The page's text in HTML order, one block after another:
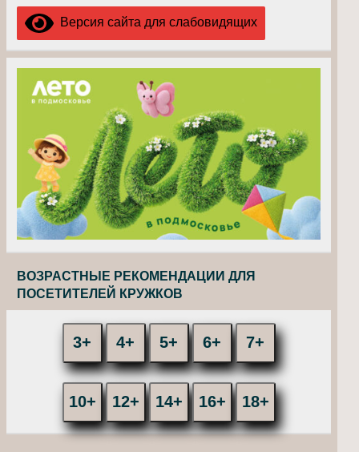
Версия сайта для слабовидящих
ВОЗРАСТНЫЕ РЕКОМЕНДАЦИИ ДЛЯ
ПОСЕТИТЕЛЕЙ КРУЖКОВ
3+ 4+ 5+ 6+ 7+
10+ 12+ 14+ 16+ 18+